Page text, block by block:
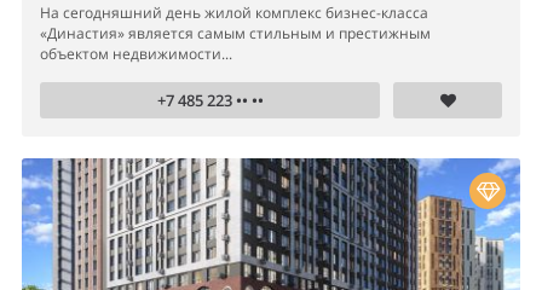
На сегодняшний день жилой комплекс бизнес-класса
«Династия» является самым стильным и престижным
объектом недвижимости...
+7 485 223 •• ••